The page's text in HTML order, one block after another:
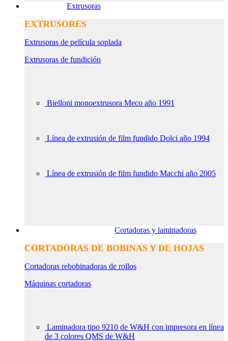
Extrusoras
EXTRUSORES
Extrusoras de película soplada
Extrusoras de fundición
Bielloni monoextrusora Meco año 1991
Línea de extrusión de film fundido Dolci año 1994
Línea de extrusión de film fundido Macchi año 2005
Cortadoras y laminadoras
CORTADORAS DE BOBINAS Y DE HOJAS
Cortadoras rebobinadoras de rollos
Máquinas cortadoras
Laminadora tipo 9210 de W&H con impresora en línea
de 3 colores QMS de W&H